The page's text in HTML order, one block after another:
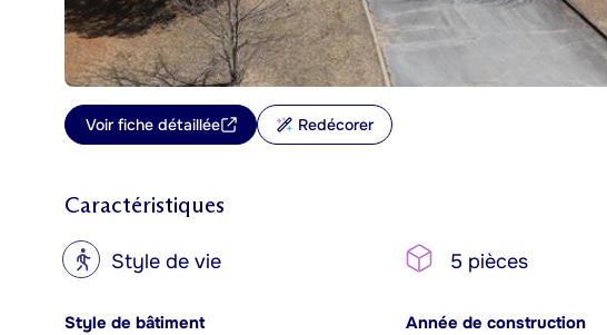
Voir fiche détaillée Redécorer
Caractéristiques
? Style de vie 5 pièces
Style de bâtiment
Année de construction